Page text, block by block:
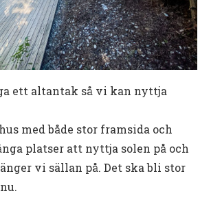
ett altantak så vi kan nyttja
med både stor framsida och
platser att nyttja solen på och
vi sällan på. Det ska bli stor